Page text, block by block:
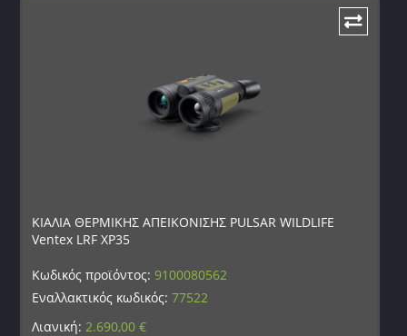
ΚΙΑΛΙΑ ΘΕΡΜΙΚΗΣ ΑΠΕΙΚΟΝΙΣΗΣ PULSAR WILDLIFE
Ventex LRF XP35
Κωδικός προϊόντος:9100080562
Εναλλακτικός κωδικός:77522
Λιανική: 2.690,00€